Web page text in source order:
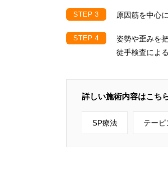
原因筋を中心
姿勢や歪みを
徒手検査によ
詳しい施術内容はこち
SP療法 テー